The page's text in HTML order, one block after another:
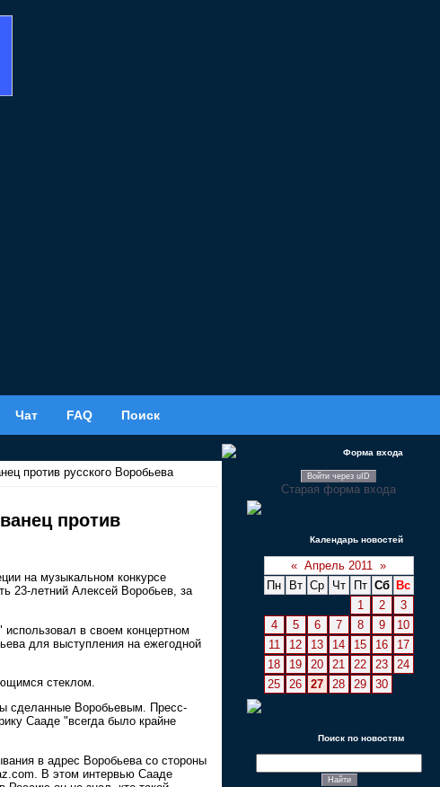
Чат FAQ Поиск
против русского Воробьева
против
на музыкальном конкурсе
23-летний Алексей Воробьев, за
в своем концертном
для выступления на ежегодной
стеклом.
сделанные Воробьевым. Пресс-
Сааде "всегда было крайне
в адрес Воробьева со стороны
В этом интервью Сааде
Форма входа
Войти через uID
Старая форма входа
Календарь новостей
« Апрель 2011 »
Пн
Вт Ср Чт Пт Сб
Вс
1
2
3
4
5 6 7 8 9
10
11
12 13 14 15 16
17
18
19 20 21 22 23
24
25
26 27 28 29 30
Поиск по новостям